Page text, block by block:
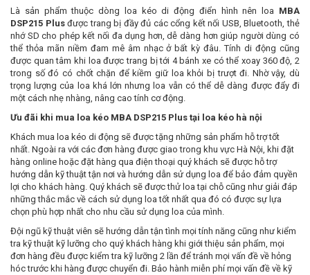
Là sản phẩm thuộc dòng loa kéo di động điển hình nên loa MBA
DSP215 Plusđược trang bị đầy đủ các cổng kết nối USB, Bluetooth, thẻ
nhớ SD cho phép kết nối đa dụng hơn, dễ dàng hơn giúp người dùng có
thể thỏa mãn niềm đam mê âm nhạc ở bất kỳ đâu. Tính di động cũng
được quan tâm khi loa được trang bị tới 4 bánh xe có thể xoay 360 độ, 2
trong số đó có chốt chặn để kiềm giữ loa khỏi bị trượt đi. Nhờ vậy, dù
trọng lượng của loa khá lớn nhưng loa vẫn có thể dễ dàng được đẩy đi
một cách nhẹ nhàng, nâng cao tính cơ động.
Ưu đãi khi mua loa kéo MBA DSP215 Plus tại loa kéo hà nội
Khách mua loa kéo di động sẽ được tặng những sản phẩm hỗ trợ tốt
nhất. Ngoài ra với các đơn hàng được giao trong khu vực Hà Nội, khi đặt
hàng online hoặc đặt hàng qua điện thoại quý khách sẽ được hỗ trợ
hướng dẫn kỹ thuật tận nơi và hướng dẫn sử dụng loa để bảo đảm quyền
lợi cho khách hàng. Quý khách sẽ được thử loa tại chỗ cũng như giải đáp
những thắc mắc về cách sử dụng loa tốt nhất qua đó có được sự lựa
chọn phù hợp nhất cho nhu cầu sử dụng loa của mình.
Đội ngũ kỹ thuật viên sẽ hướng dẫn tận tình mọi tính năng cũng như kiểm
tra kỹ thuật kỹ lưỡng cho quý khách hàng khi giới thiệu sản phẩm, mọi
đơn hàng đều được kiểm tra kỹ lưỡng 2 lần để tránh mọi vấn đề về hỏng
hóc trước khi hàng được chuyển đi. Bảo hành miễn phí mọi vấn đề về kỹ